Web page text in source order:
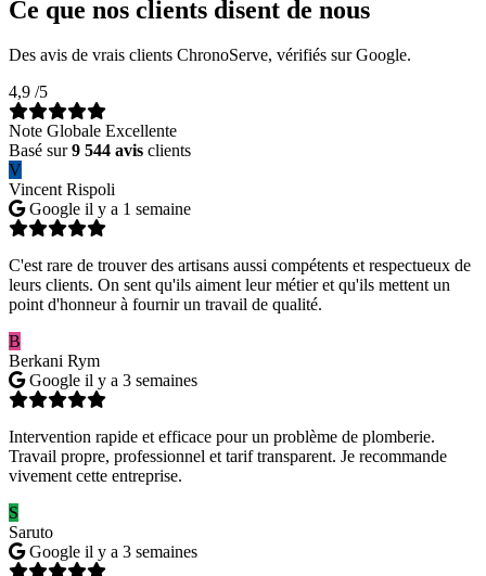
Ce que nos clients disent de nous
Des avis de vrais clients ChronoServe, vérifiés sur Google.
4,9 /5
Note Globale Excellente
Basé sur9 544 avis clients
V
Vincent Rispoli
Google il y a 1 semaine
C'est rare de trouver des artisans aussi compétents et respectueux de
leurs clients. On sent qu'ils aiment leur métier et qu'ils mettent un
point d'honneur à fournir un travail de qualité.
B
Berkani Rym
Google il y a 3 semaines
Intervention rapide et efficace pour un problème de plomberie.
Travail propre, professionnel et tarif transparent. Je recommande
vivement cette entreprise.
S
Saruto
Google il y a 3 semaines